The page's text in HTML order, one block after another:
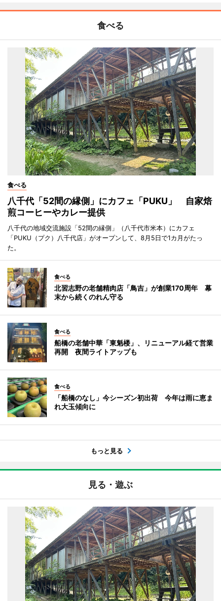
食べる
食べる
八千代「52間の縁側」にカフェ「PUKU」 自家焙
煎コーヒーやカレー提供
八千代の地域交流施設「52間の縁側」（八千代市米本）にカフェ
「PUKU（プク）八千代店」がオープンして、8月5日で1カ月がたっ
た。
食べる
北習志野の老舗精肉店「鳥吉」が創業170周年 幕
末から続くのれん守る
食べる
船橋の老舗中華「東魁楼」、リニューアル経て営業
再開 夜間ライトアップも
食べる
「船橋のなし」今シーズン初出荷 今年は雨に恵ま
れ大玉傾向に
もっと見る
見る・遊ぶ